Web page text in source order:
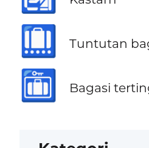
🛄 Tuntutan
🛅 Bagasi